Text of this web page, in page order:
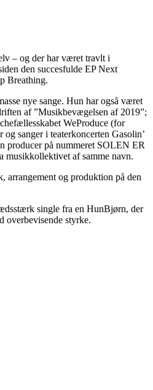
– og der har været travlt i
den succesfulde EP Next
Breathing.
nye sange. Hun har også været
af ”Musikbevægelsen af 2019”;
WeProduce (for
sanger i teaterkoncerten Gasolin’
producer på nummeret SOLEN ER
musikkollektivet af samme navn.
arrangement og produktion på den
single fra en HunBjørn, der
overbevisende styrke.